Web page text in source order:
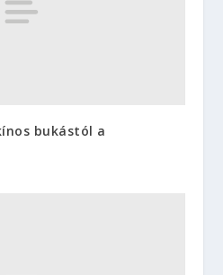
bukástól a